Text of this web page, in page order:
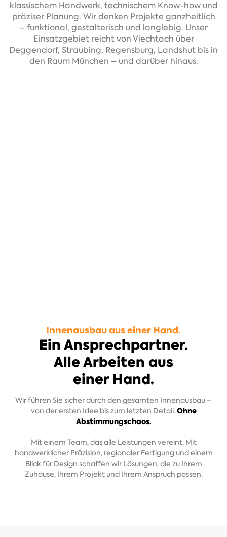
klassischem Handwerk, technischem Know-how und
präziser Planung. Wir denken Projekte ganzheitlich
– funktional, gestalterisch und langlebig. Unser
Einsatzgebiet reicht von Viechtach über
Deggendorf, Straubing, Regensburg, Landshut bis in
den Raum München – und darüber hinaus.
Innenausbau aus einer Hand.
Ein Ansprechpartner.
Alle Arbeiten aus
einer Hand.
Wir führen Sie sicher durch den gesamten Innenausbau –
von der ersten Idee bis zum letzten Detail.Ohne
Abstimmungschaos.
Mit einem Team, das alle Leistungen vereint. Mit
handwerklicher Präzision, regionaler Fertigung und einem
Blick für Design schaffen wir Lösungen, die zu Ihrem
Zuhause, Ihrem Projekt und Ihrem Anspruch passen.